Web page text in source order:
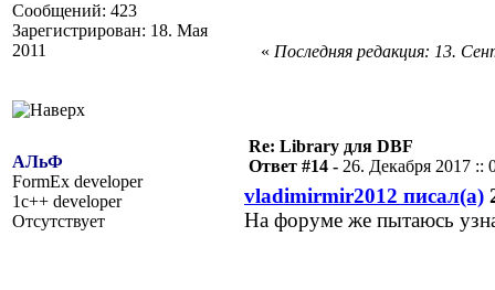
Сообщений: 423
Зарегистрирован: 18. Мая
2011
« Последняя редакция: 13.
АЛьФ
FormEx developer
1c++ developer
Отсутствует
Re: Library для DBF
Ответ #14 - 26. Декабря 2017 ::
vladimirmir2012 писал(а)
На форуме же пытаюсь